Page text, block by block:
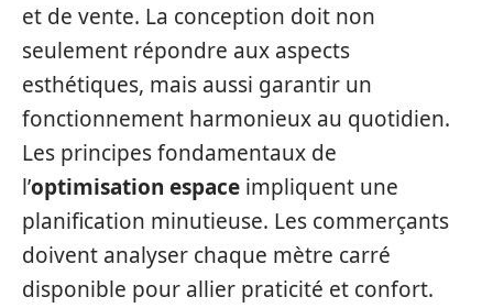
et de vente. La conception doit non
seulement répondre aux aspects
esthétiques, mais aussi garantir un
fonctionnement harmonieux au quotidien.
Les principes fondamentaux de
l’optimisation espace impliquent une
planification minutieuse. Les commerçants
doivent analyser chaque mètre carré
disponible pour allier praticité et confort.